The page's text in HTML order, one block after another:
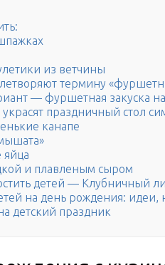
из ветчины
термину
— фуршетная закуска
украсят праздничный стол
канапе
и плавленым сыром
детей — Клубничный
на день рождения: идеи,
детский праздник